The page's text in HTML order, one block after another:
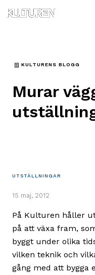
navigationen
innehållet
efter:
KULTURENS BLOGG
Murar
UTSTÄLLNINGAR
15 maj, 2012
På Kulturen håller
på att växa fram,
byggt under olika
vilken teknik och
gång med att bygga